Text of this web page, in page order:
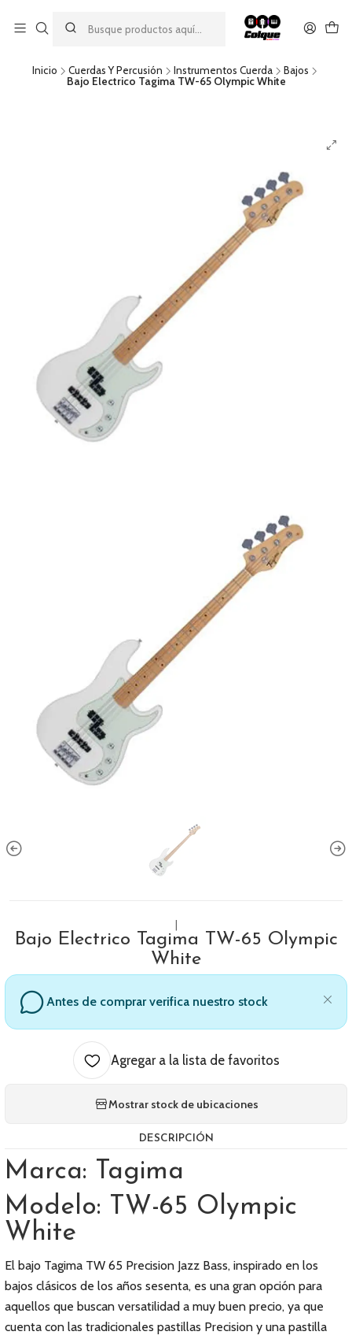
descuento por pago con transferencia bancaria
por una compra mínima de $49.990. Este descuento no es
acumulable a otras promociones ni aplicable a gastos de envío.
Inicio Cuerdas Y Percusión Instrumentos Cuerda
Bajos
Bajo Electrico Tagima TW-65 Olympic White
Bajo Electrico Tagima TW-65 Olympic
White
Antes de comprar verifica nuestro stock
Agregar a la lista de favoritos
Mostrar stock de ubicaciones
DESCRIPCIÓN
Marca: Tagima
Modelo: TW-65 Olympic
White
El bajo Tagima TW 65 Precision Jazz Bass, inspirado en los
bajos clásicos de los años sesenta, es una gran opción para
aquellos que buscan versatilidad a muy buen precio, ya que
cuenta con las tradicionales pastillas Precision y una pastilla